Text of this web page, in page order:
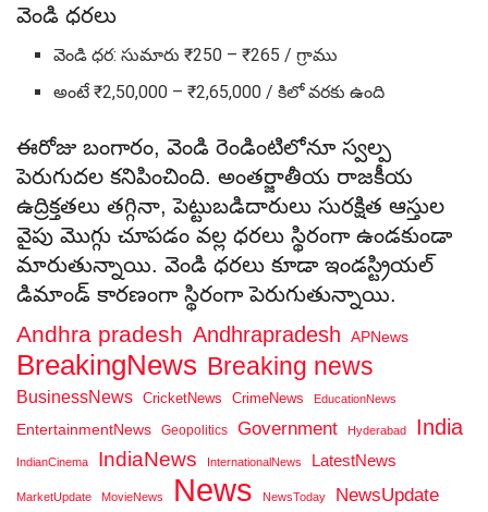
వెండి ధరలు
వెండి ధర: సుమారు ₹250 – ₹265 / గ్రాము
అంటే ₹2,50,000 – ₹2,65,000 / కిలో వరకు ఉంది
ఈరోజు బంగారం, వెండి రెండింటిలోనూ స్వల్ప
పెరుగుదల కనిపించింది. అంతర్జాతీయ రాజకీయ
ఉద్రిక్తతలు తగ్గినా, పెట్టుబడిదారులు సురక్షిత ఆస్తుల
వైపు మొగ్గు చూపడం వల్ల ధరలు స్థిరంగా ఉండకుండా
మారుతున్నాయి. వెండి ధరలు కూడా ఇండస్ట్రియల్
డిమాండ్ కారణంగా స్థిరంగా పెరుగుతున్నాయి.
Andhra pradesh Andhrapradesh APNews
BreakingNews Breaking news
BusinessNews CricketNews CrimeNews EducationNews
EntertainmentNews Geopolitics Government Hyderabad India
IndianCinema IndiaNews InternationalNews LatestNews
MarketUpdate MovieNews News NewsToday NewsUpdate